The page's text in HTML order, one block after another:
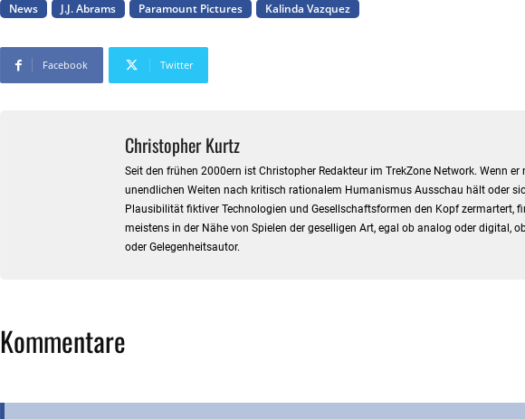
News J.J. Abrams Paramount Pictures Kalinda Vazquez
Facebook Twitter
Christopher Kurtz
Seit den frühen 2000ern ist Christopher Redakteur im TrekZone Network. Wenn er
unendlichen Weiten nach kritisch rationalem Humanismus Ausschau hält oder
Plausibilität fiktiver Technologien und Gesellschaftsformen den Kopf zermartert,
meistens in der Nähe von Spielen der geselligen Art, egal ob analog oder digital,
oder Gelegenheitsautor.
Kommentare